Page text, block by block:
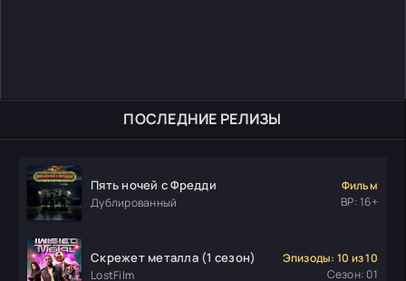
ПОСЛЕДНИЕ РЕЛИЗЫ
Пять ночей с Фредди
Дублированный
Фильм
ВР: 16+
Скрежет металла (1 сезон)
LostFilm
Эпизоды: 10 из 10
Сезон: 01